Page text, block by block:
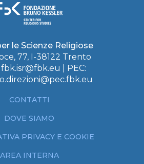
le Scienze Religiose
77, I-38122 Trento
fbk.isr@fbk.eu
| PEC:
CONTATTI
DOVE SIAMO
PRIVACY E COOKIE
AREA INTERNA